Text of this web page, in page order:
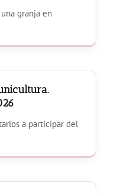
granja en
a participar del